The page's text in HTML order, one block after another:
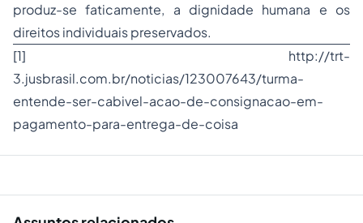
produz-se faticamente, a dignidade humana e os
direitos individuais preservados.
[1] http://trt-
3.jusbrasil.com.br/noticias/123007643/turma-
entende-ser-cabivel-acao-de-consignacao-em-
pagamento-para-entrega-de-coisa